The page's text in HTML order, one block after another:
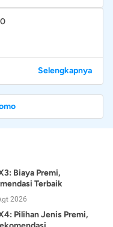
Selengkapnya
Biaya Premi,
Terbaik
2026
Pilihan Jenis Premi,